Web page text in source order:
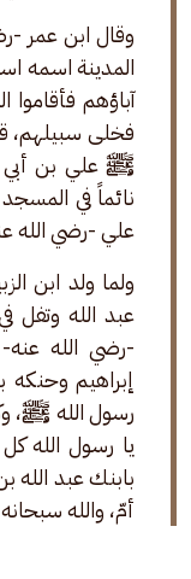
وقال ابن عمر -
المدينة اسمه
آباؤهم
فخلى سبيلهم،
ﷺ علي بن أبي
نائماً في
علي -رضي الله
ولما ولد ابن
عبد الله وتفل
-رضي الله
إبراهيم وحنكه
رسول الله ﷺ،
يا رسول الله
بابنك عبد الله
أمّ، والله